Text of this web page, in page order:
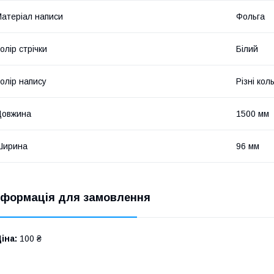
написи Фольга
стрічки Білий
напису Різні
1500 мм
96 мм
для замовлення
100 ₴